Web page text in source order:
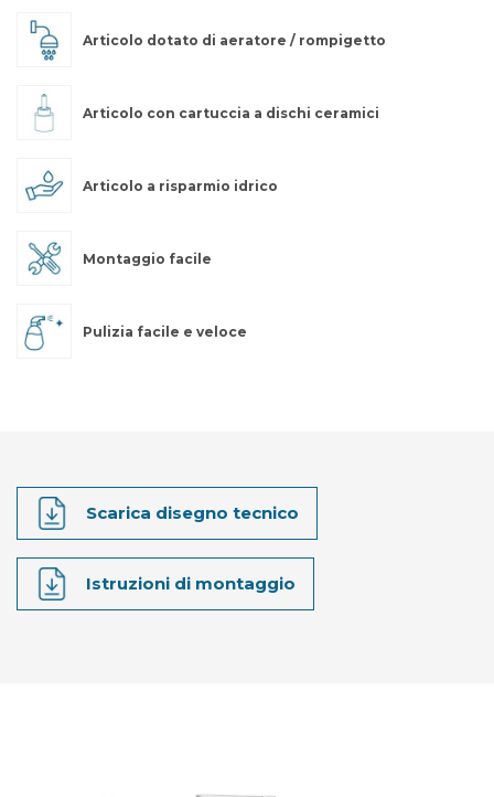
Articolo dotato di aeratore / rompigetto
Articolo con cartuccia a dischi ceramici
Articolo a risparmio idrico
Montaggio facile
Pulizia facile e veloce
Scarica disegno tecnico
Istruzioni di montaggio